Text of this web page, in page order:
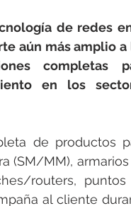
P002000
de redes
aún más amplio a
completas
en los
de productos
(SM/MM),
routers, puntos
al cliente